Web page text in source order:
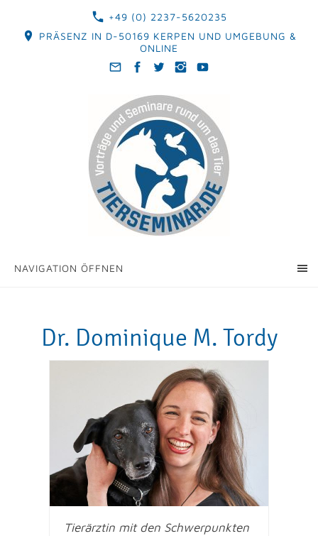
+49 (0) 2237-5620235
PRÄSENZ IN D-50169 KERPEN UND UMGEBUNG &
ONLINE
NAVIGATION ÖFFNEN
Dr. Dominique M. Tordy
Tierärztin mit den Schwerpunkten